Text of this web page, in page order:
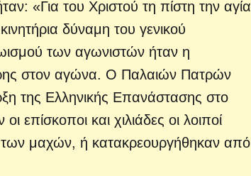
«Για του Χριστού τη πίστη την αγία
δύναμη του γενικού
των αγωνιστών ήταν η
στον αγώνα. Ο Παλαιών Πατρών
της Ελληνικής Επανάστασης στο
και χιλιάδες οι λοιποί
των μαχών, ή κατακρεουργήθηκαν από